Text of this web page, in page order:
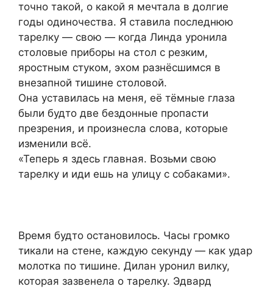
точно такой, о какой я мечтала в долгие
годы одиночества. Я ставила последнюю
тарелку — свою — когда Линда уронила
столовые приборы на стол с резким,
яростным стуком, эхом разнёсшимся в
внезапной тишине столовой.
Она уставилась на меня, её тёмные глаза
были будто две бездонные пропасти
презрения, и произнесла слова, которые
изменили всё.
«Теперь я здесь главная. Возьми свою
тарелку и иди ешь на улицу с собаками».
Время будто остановилось. Часы громко
тикали на стене, каждую секунду — как удар
молотка по тишине. Дилан уронил вилку,
которая зазвенела о тарелку. Эдвард